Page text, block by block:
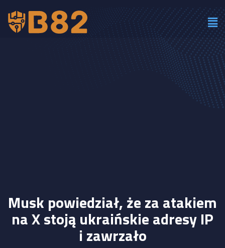
Musk powiedział, że za atakiem
na X stoją ukraińskie adresy IP
i zawrzało